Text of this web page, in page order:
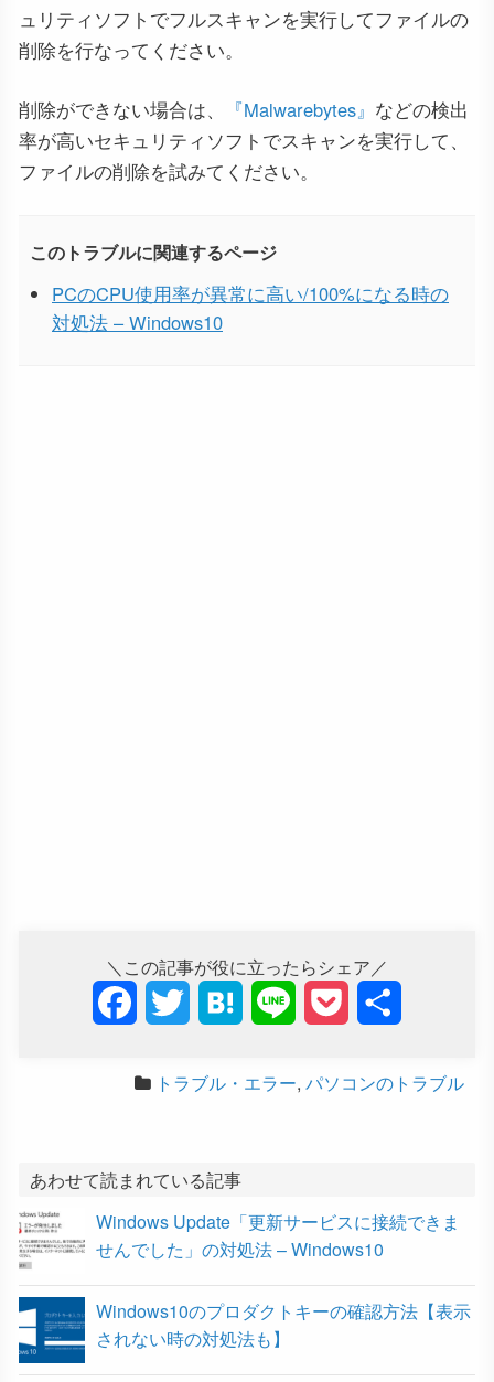
ュリティソフトでフルスキャンを実行してファイルの
削除を行なってください。
削除ができない場合は、 『Malwarebytes』 などの検出
率が高いセキュリティソフトでスキャンを実行して、
ファイルの削除を試みてください。
このトラブルに関連するページ
PCのCPU使用率が異常に高い/100%になる時の
対処法 – Windows10
＼この記事が役に立ったらシェア／
c
b
o
o
k
t
e
r
t
a
n
c
t
トラブル・エラー, パソコンのトラブル
あわせて読まれている記事
Windows Update「更新サービスに接続できま
せんでした」の対処法 – Windows10
Windows10のプロダクトキーの確認方法【表示
されない時の対処法も】